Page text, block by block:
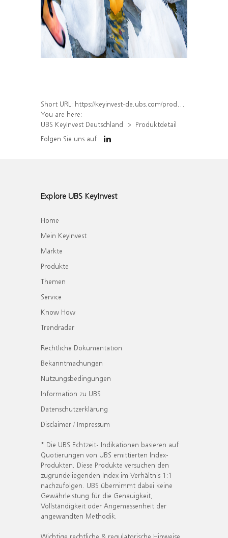
Short URL: https://keyinvest-de.ubs.com/produkt/detail/index/isin/DE000WA6J2E1
You are here:
UBS KeyInvest Deutschland
Produktdetail
Folgen Sie uns auf
Explore UBS KeyInvest
Home
Mein KeyInvest
Märkte
Produkte
Themen
Service
Know How
Trendradar
Rechtliche Dokumentation
Bekanntmachungen
Nutzungsbedingungen
Information zu UBS
Datenschutzerklärung
Disclaimer / Impressum
* Die UBS Echtzeit- Indikationen basieren auf
Quotierungen von UBS emittierten Index-
Produkten. Diese Produkte versuchen den
zugrundeliegenden Index im Verhältnis 1:1
nachzufolgen. UBS übernimmt dabei keine
Gewährleistung für die Genauigkeit,
Vollständigkeit oder Angemessenheit der
angewandten Methodik.